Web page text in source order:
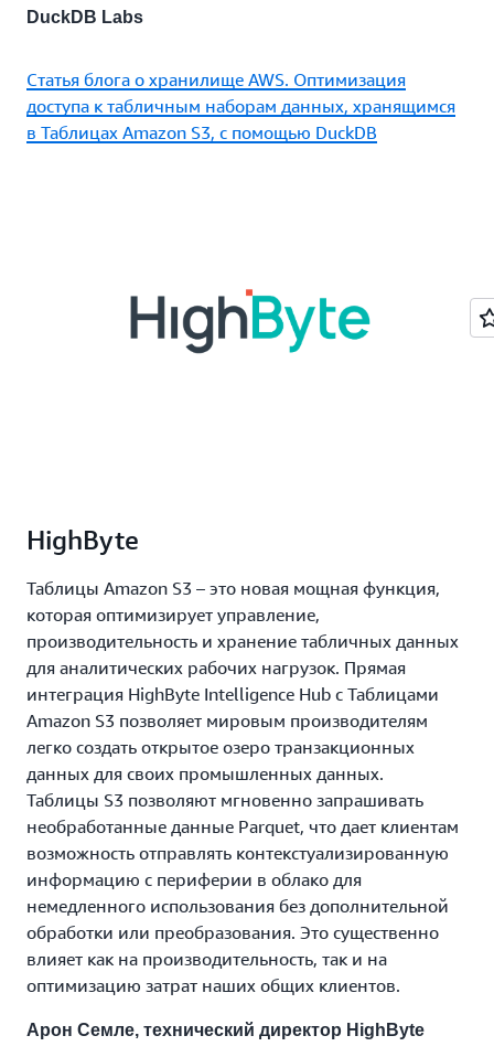
DuckDB Labs
Статья блога о хранилище AWS. Оптимизация
доступа к табличным наборам данных, хранящимся
в Таблицах Amazon S3, с помощью DuckDB
HighByte
Таблицы Amazon S3 – это новая мощная функция,
которая оптимизирует управление,
производительность и хранение табличных данных
для аналитических рабочих нагрузок. Прямая
интеграция HighByte Intelligence Hub с Таблицами
Amazon S3 позволяет мировым производителям
легко создать открытое озеро транзакционных
данных для своих промышленных данных.
Таблицы S3 позволяют мгновенно запрашивать
необработанные данные Parquet, что дает клиентам
возможность отправлять контекстуализированную
информацию с периферии в облако для
немедленного использования без дополнительной
обработки или преобразования. Это существенно
влияет как на производительность, так и на
оптимизацию затрат наших общих клиентов.
Арон Семле, технический директор HighByte